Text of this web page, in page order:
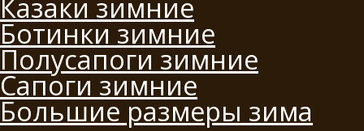
Казаки зимние
Ботинки зимние
Полусапоги зимние
Сапоги зимние
Большие размеры зима